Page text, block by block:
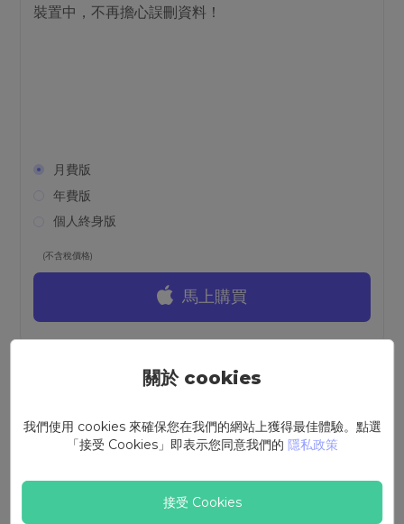
裝置中，不再擔心誤刪資料！
月費版
年費版
個人終身版
(不含稅價格)
馬上購買
螢幕錄影大師
關於 cookies
我們使用 cookies 來確保您在我們的網站上獲得最佳體驗。點選
「接受 Cookies」即表示您同意我們的 隱私政策
接受 Cookies